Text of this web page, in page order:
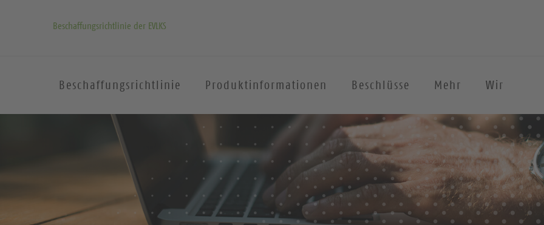
Beschaffungsrichtlinie der EVLKS
Beschaffungsrichtlinie Produktinformationen Beschlüsse Mehr Wir